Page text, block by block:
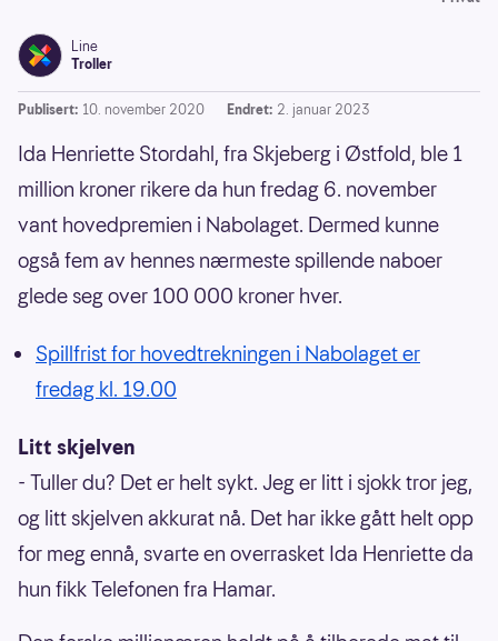
Line
Troller
Publisert: 10. november 2020 Endret: 2. januar 2023
Ida Henriette Stordahl, fra Skjeberg i Østfold, ble 1
million kroner rikere da hun fredag 6. november
vant hovedpremien i Nabolaget. Dermed kunne
også fem av hennes nærmeste spillende naboer
glede seg over 100 000 kroner hver.
Spillfrist for hovedtrekningen i Nabolaget er
fredag kl. 19.00
Litt skjelven
- Tuller du? Det er helt sykt. Jeg er litt i sjokk tror jeg,
og litt skjelven akkurat nå. Det har ikke gått helt opp
for meg ennå, svarte en overrasket Ida Henriette da
hun fikk Telefonen fra Hamar.